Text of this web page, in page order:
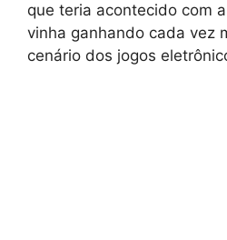
que teria acontecido com
vinha ganhando cada vez
cenário dos jogos